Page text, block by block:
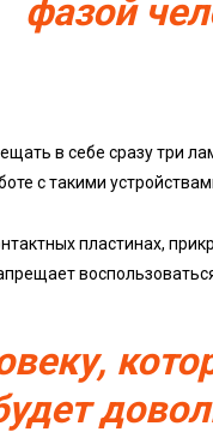
фазой
в себе сразу три
с такими
пластинах,